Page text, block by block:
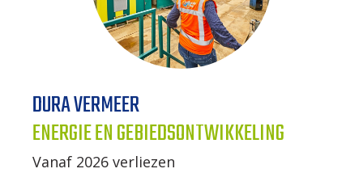
DURA VERMEER
ENERGIE EN GEBIEDSONTWIKKELING
Vanaf 2026 verliezen